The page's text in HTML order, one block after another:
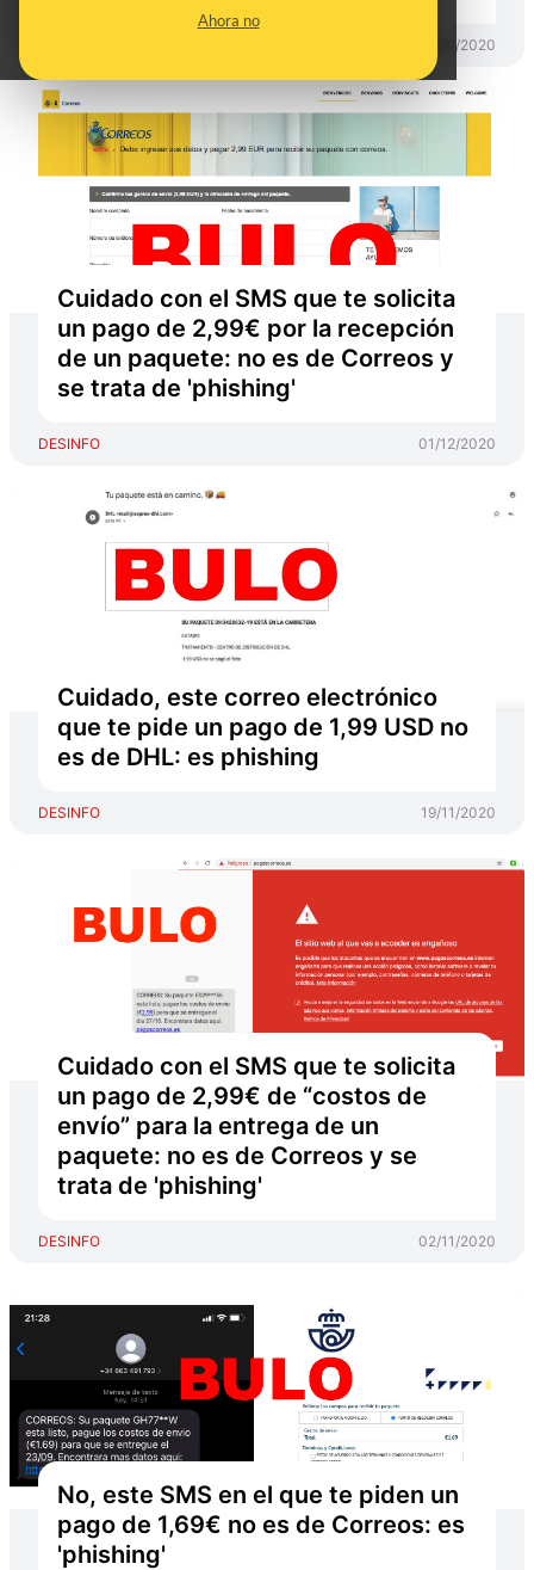
Ahora no
19/10/2020
Cuidado con el SMS que te solicita
un pago de 2,99€ por la recepción
de un paquete: no es de Correos y
se trata de 'phishing'
DESINFO 01/12/2020
Cuidado, este correo electrónico
que te pide un pago de 1,99 USD no
es de DHL: es phishing
DESINFO 19/11/2020
Cuidado con el SMS que te solicita
un pago de 2,99€ de “costos de
envío” para la entrega de un
paquete: no es de Correos y se
trata de 'phishing'
DESINFO 02/11/2020
No, este SMS en el que te piden un
pago de 1,69€ no es de Correos: es
'phishing'